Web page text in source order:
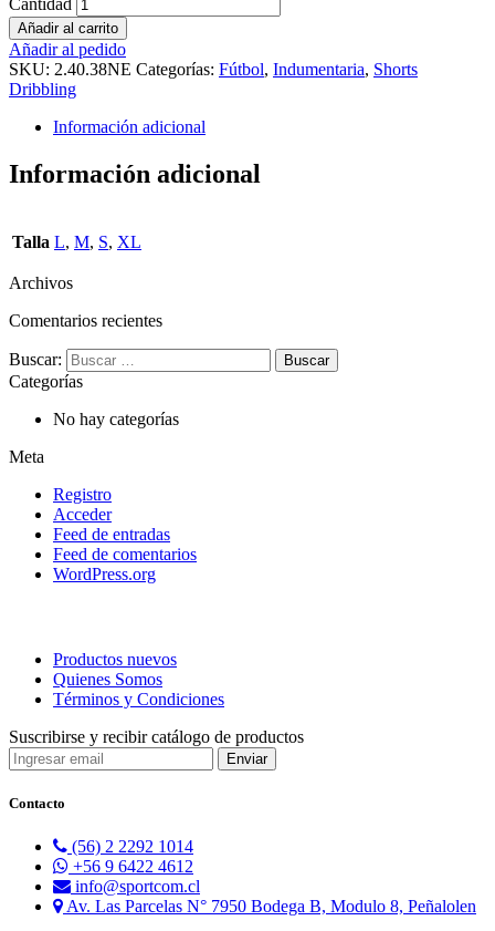
Añadir al carrito
Añadir al pedido
SKU: 2.40.38NE Categorías: Fútbol, Indumentaria, Shorts
Dribbling
Información adicional
Información adicional
Talla L, M, S, XL
Archivos
Comentarios recientes
Buscar:
Categorías
No hay categorías
Meta
Registro
Acceder
Feed de entradas
Feed de comentarios
WordPress.org
Productos nuevos
Quienes Somos
Términos y Condiciones
Suscribirse y recibir catálogo de productos
Contacto
(56) 2 2292 1014
+56 9 6422 4612
info@sportcom.cl
Av. Las Parcelas N° 7950 Bodega B, Modulo 8, Peñalolen